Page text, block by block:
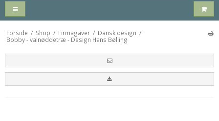
Forside / Shop / Firmagaver / Dansk design /
Bobby - valnøddetræ - Design Hans Bølling